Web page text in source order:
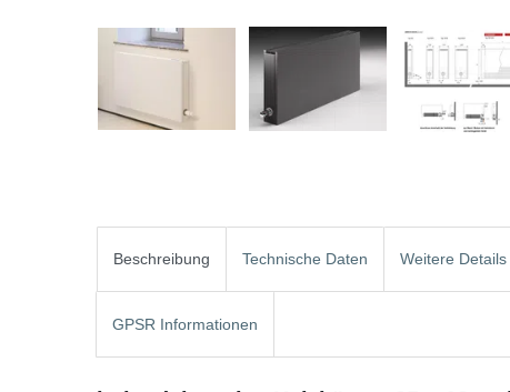
Beschreibung Technische Daten Weitere Details
GPSR Informationen